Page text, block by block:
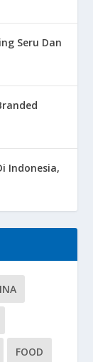
Seru Dan
Indonesia,
FOOD